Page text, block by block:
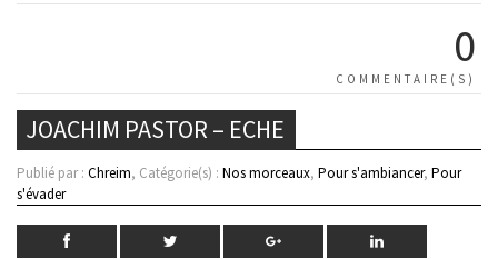
0
COMMENTAIRE(S)
JOACHIM PASTOR – ECHE
Publié par : Chreim, Catégorie(s) : Nos morceaux, Pour s'ambiancer, Pour
s'évader